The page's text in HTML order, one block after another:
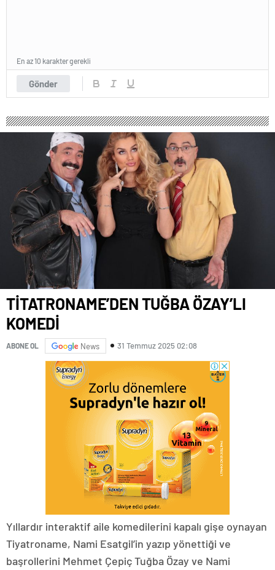
Gönder
En az 10 karakter gerekli
TİTATRONAME’DEN TUĞBA ÖZAY’LI
KOMEDİ
ABONE OL News 31 Temmuz 2025 02:08
Yıllardır interaktif aile komedilerini kapalı gişe oynayan
Tiyatroname, Nami Esatgil’in yazıp yönettiği ve
başrollerini Mehmet Çepiç Tuğba Özay ve Nami